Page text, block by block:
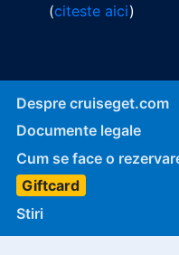
(citeste aici)
Despre cruiseget.com
Documente legale
Cum se face o
Giftcard
Stiri